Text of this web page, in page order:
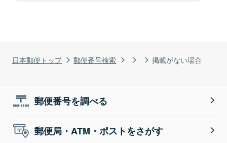
日本郵便トップ 郵便番号検索 掲載がない場合
郵便番号を調べる
郵便局・ATM・ポストをさがす